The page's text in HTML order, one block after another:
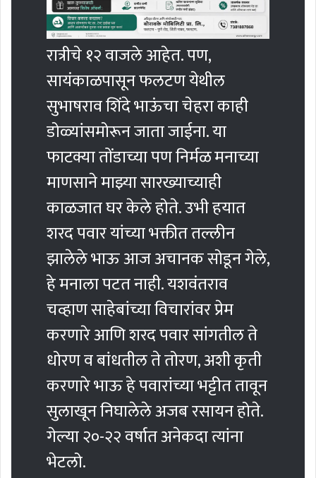
रात्रीचे १२ वाजले आहेत. पण,
सायंकाळपासून फलटण येथील
सुभाषराव शिंदे भाऊंचा चेहरा काही
डोळ्यांसमोरून जाता जाईना. या
फाटक्या तोंडाच्या पण निर्मळ मनाच्या
माणसाने माझ्या सारख्याच्याही
काळजात घर केले होते. उभी हयात
शरद पवार यांच्या भक्तीत तल्लीन
झालेले भाऊ आज अचानक सोडून गेले,
हे मनाला पटत नाही. यशवंतराव
चव्हाण साहेबांच्या विचारांवर प्रेम
करणारे आणि शरद पवार सांगतील ते
धोरण व बांधतील ते तोरण, अशी कृती
करणारे भाऊ हे पवारांच्या भट्टीत तावून
सुलाखून निघालेले अजब रसायन होते.
गेल्या २०-२२ वर्षात अनेकदा त्यांना
भेटलो.